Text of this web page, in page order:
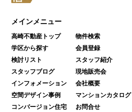
メインメニュー
高崎不動産トップ 物件検索
学区から探す
会員登録
検討リスト
スタッフ紹介
スタッフブログ
現地販売会
インフォメーション
会社概要
空間デザイン事例
マンションカタログ
コンバージョン住宅
お問合せ